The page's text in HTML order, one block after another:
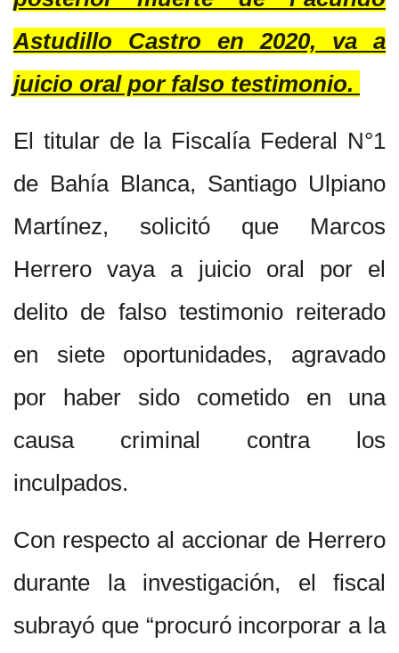
Astudillo Castro en 2020, va a
juicio oral por falso testimonio.
El titular de la Fiscalía Federal N°1
de Bahía Blanca, Santiago Ulpiano
Martínez, solicitó que Marcos
Herrero vaya a juicio oral por el
delito de falso testimonio reiterado
en siete oportunidades, agravado
por haber sido cometido en una
causa criminal contra los
inculpados.
Con respecto al accionar de Herrero
durante la investigación, el fiscal
subrayó que “procuró incorporar a la